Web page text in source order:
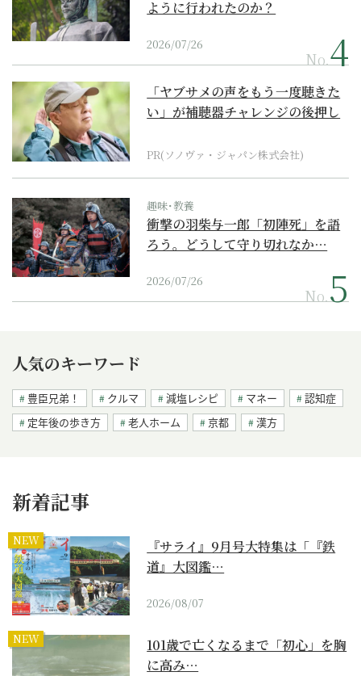
ように行われたのか？
2026/07/26
No.
「ヤブサメの声をもう一度聴きた
い」が補聴器チャレンジの後押し
PR(ソノヴァ・ジャパン株式会社)
趣味･教養
衝撃の羽柴与一郎「初陣死」を語
ろう。どうして守り切れなか…
2026/07/26
No.
人気のキーワード
豊臣兄弟！ クルマ 減塩レシピ マネー
認知症
定年後の歩き方
老人ホーム 京都 漢方
新着記事
NEW
『サライ』9月号大特集は「『鉄
道』大図鑑…
2026/08/07
NEW
101歳で亡くなるまで「初心」を胸
に高み…